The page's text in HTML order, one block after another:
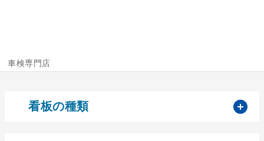
車検専門店
看板の種類